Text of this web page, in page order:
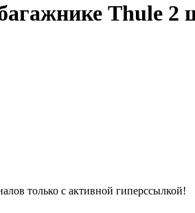
Thule 2
только с активной гиперссылкой!